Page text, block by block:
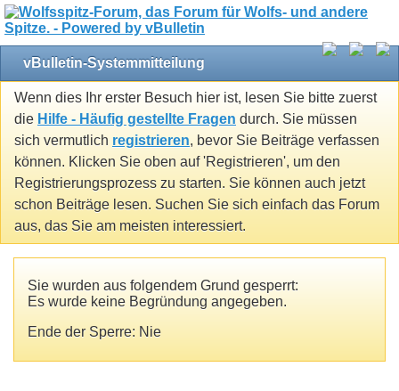
vBulletin-Systemmitteilung
Wenn dies Ihr erster Besuch hier ist, lesen Sie bitte zuerst
die Hilfe - Häufig gestellte Fragen durch. Sie müssen
sich vermutlich registrieren, bevor Sie Beiträge verfassen
können. Klicken Sie oben auf 'Registrieren', um den
Registrierungsprozess zu starten. Sie können auch jetzt
schon Beiträge lesen. Suchen Sie sich einfach das Forum
aus, das Sie am meisten interessiert.
Sie wurden aus folgendem Grund gesperrt:
Es wurde keine Begründung angegeben.
Ende der Sperre: Nie